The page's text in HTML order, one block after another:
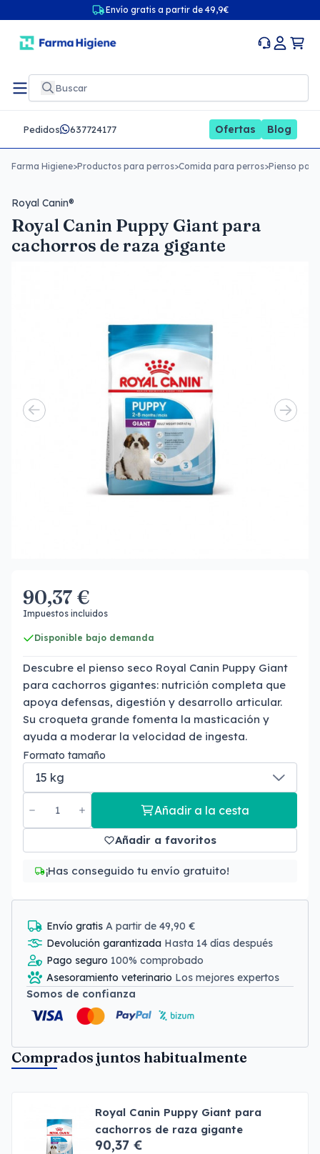
Envío gratis a partir de 49,9€
Pedidos 637724177 Ofertas Blog
Farma Higiene>Productos para perros>Comida para perros>Pienso
Royal Canin®
Royal Canin Puppy Giant para
cachorros de raza gigante
90,37 €
Impuestos incluidos
Disponible bajo demanda
Descubre el pienso seco Royal Canin Puppy Giant
para cachorros gigantes: nutrición completa que
apoya defensas, digestión y desarrollo articular.
Su croqueta grande fomenta la masticación y
ayuda a moderar la velocidad de ingesta.
Formato tamaño
Añadir a la cesta
Añadir a favoritos
¡Has conseguido tu envío gratuito!
Envío gratis A partir de 49,90 €
Devolución garantizada Hasta 14 días después
Pago seguro 100% comprobado
Asesoramiento veterinario Los mejores expertos
Somos de confianza
Comprados juntos habitualmente
Royal Canin Puppy Giant para
cachorros de raza gigante
90,37 €